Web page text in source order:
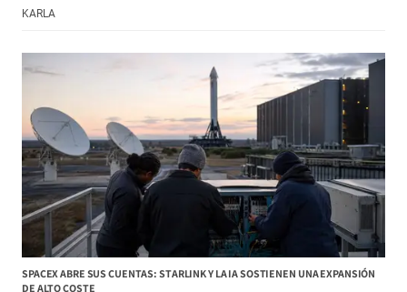
KARLA
SPACEX ABRE SUS CUENTAS: STARLINK Y LA IA SOSTIENEN UNA EXPANSIÓN
DE ALTO COSTE